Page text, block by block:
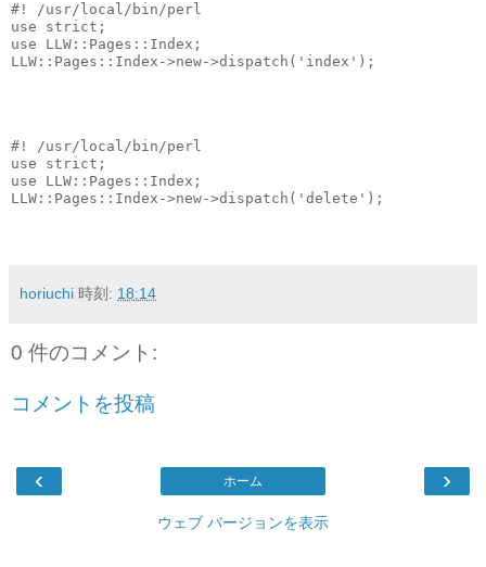
#! /usr/local/bin/perl
use strict;
use LLW::Pages::Index;
LLW::Pages::Index->new->dispatch('index');
#! /usr/local/bin/perl
use strict;
use LLW::Pages::Index;
LLW::Pages::Index->new->dispatch('delete');
horiuchi 時刻: 18:14
0 件のコメント:
コメントを投稿
‹ ›
ホーム
ウェブ バージョンを表示